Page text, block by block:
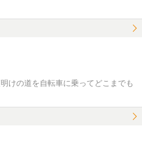
けの道を自転車に乗ってどこまでも